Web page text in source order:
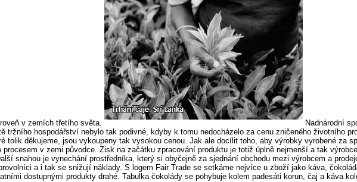
v zemích třetího světa.
Nadnárodní
tržního hospodářství nebylo tak podivné, kdyby k tomu nedocházelo za cenu zničeného životního
tolik děkujeme, jsou vykoupeny tak vysokou cenou. Jak ale docílit toho, aby výrobky vyrobené za
v zemi původce. Zisk na začátku zpracování produktu je totiž úplně nejmenší a tak
snahou je vynechání prostředníka, který si obyčejně za sjednání obchodu mezi výrobcem a
a i tak se snižují náklady. S logem Fair Trade se setkáme nejvíce u zboží jako káva,
dostupnými produkty drahé. Tabulka čokolády se pohybuje kolem padesáti korun, čaj a káva